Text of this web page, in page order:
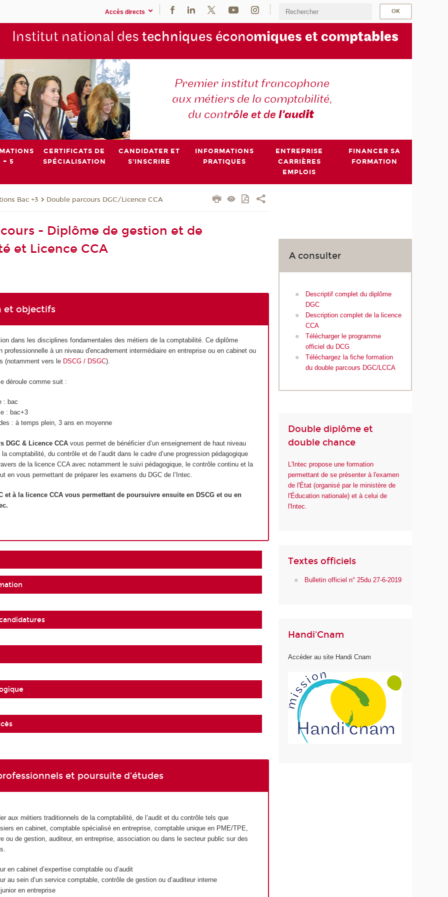
Accès directs
Institut national des techniques économiques et comptables
Premier institut francophone
aux métiers de la comptabilité,
du contrôle et del'audit
+ 5
CERTIFICATS DE
SPÉCIALISATION
CANDIDATER ET
S'INSCRIRE
INFORMATIONS
PRATIQUES
ENTREPRISE
CARRIÈRES
EMPLOIS
FINANCER SA
FORMATION
Bac +3 Double parcours DGC/Licence CCA
- Diplôme de gestion et de
et Licence CCA
et objectifs
dans les disciplines fondamentales des métiers de la comptabilité. Ce diplôme
professionnelle à un niveau d'encadrement intermédiaire en entreprise ou en cabinet ou
(notamment vers le DSCG / DSGC).
déroule comme suit :
: bac
: bac+3
: à temps plein, 3 ans en moyenne
DGC & Licence CCA vous permet de bénéficier d’un enseignement de haut niveau
comptabilité, du contrôle et de l’audit dans le cadre d’une progression pédagogique
de la licence CCA avec notamment le suivi pédagogique, le contrôle continu et la
en vous permettant de préparer les examens du DGC de l’Intec.
et à la licence CCA vous permettant de poursuivre ensuite en DSCG et ou en
et poursuite d'études
aux métiers traditionnels de la comptabilité, de l’audit et du contrôle tels que
en cabinet, comptable spécialisé en entreprise, comptable unique en PME/TPE,
ou de gestion, auditeur, en entreprise, association ou dans le secteur public sur des
cabinet d’expertise comptable ou d’audit
sein d’un service comptable, contrôle de gestion ou d’auditeur interne
en entreprise
A consulter
Descriptif complet du diplôme
DGC
Description complet de la licence
CCA
Télécharger le programme
officiel du DCG
Téléchargez la fiche formation
du double parcours DGC/LCCA
Double diplôme et
double chance
L'Intec propose une formation
permettant de se présenter à l'examen
de l'État (organisé par le ministère de
l'Éducation nationale) et à celui de
l'Intec.
Textes officiels
Bulletin officiel n° 25du 27-6-2019
Handi'Cnam
Accéder au site Handi Cnam